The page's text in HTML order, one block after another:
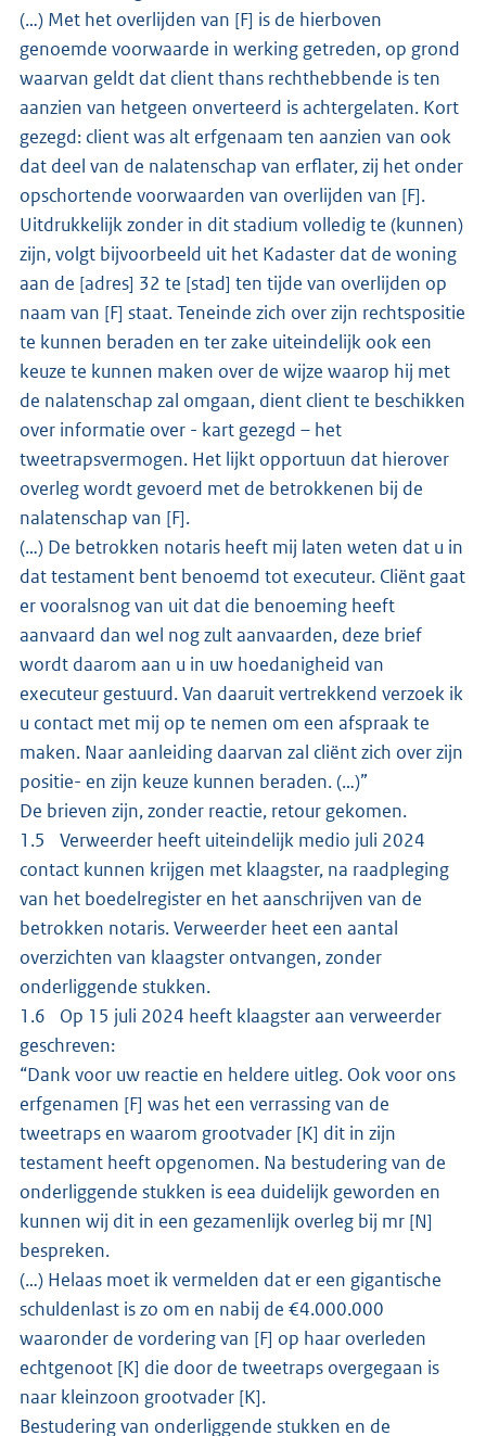
(…) Met het overlijden van [F] is de hierboven
genoemde voorwaarde in werking getreden, op grond
waarvan geldt dat client thans rechthebbende is ten
aanzien van hetgeen onverteerd is achtergelaten. Kort
gezegd: client was alt erfgenaam ten aanzien van ook
dat deel van de nalatenschap van erflater, zij het onder
opschortende voorwaarden van overlijden van [F].
Uitdrukkelijk zonder in dit stadium volledig te (kunnen)
zijn, volgt bijvoorbeeld uit het Kadaster dat de woning
aan de [adres] 32 te [stad] ten tijde van overlijden op
naam van [F] staat. Teneinde zich over zijn rechtspositie
te kunnen beraden en ter zake uiteindelijk ook een
keuze te kunnen maken over de wijze waarop hij met
de nalatenschap zal omgaan, dient client te beschikken
over informatie over - kart gezegd – het
tweetrapsvermogen. Het lijkt opportuun dat hierover
overleg wordt gevoerd met de betrokkenen bij de
nalatenschap van [F].
(…) De betrokken notaris heeft mij laten weten dat u in
dat testament bent benoemd tot executeur. Cliënt gaat
er vooralsnog van uit dat die benoeming heeft
aanvaard dan wel nog zult aanvaarden, deze brief
wordt daarom aan u in uw hoedanigheid van
executeur gestuurd. Van daaruit vertrekkend verzoek ik
u contact met mij op te nemen om een afspraak te
maken. Naar aanleiding daarvan zal cliënt zich over zijn
positie- en zijn keuze kunnen beraden. (…)”
De brieven zijn, zonder reactie, retour gekomen.
1.5 Verweerder heeft uiteindelijk medio juli 2024
contact kunnen krijgen met klaagster, na raadpleging
van het boedelregister en het aanschrijven van de
betrokken notaris. Verweerder heet een aantal
overzichten van klaagster ontvangen, zonder
onderliggende stukken.
1.6 Op 15 juli 2024 heeft klaagster aan verweerder
geschreven:
“Dank voor uw reactie en heldere uitleg. Ook voor ons
erfgenamen [F] was het een verrassing van de
tweetraps en waarom grootvader [K] dit in zijn
testament heeft opgenomen. Na bestudering van de
onderliggende stukken is eea duidelijk geworden en
kunnen wij dit in een gezamenlijk overleg bij mr [N]
bespreken.
(…) Helaas moet ik vermelden dat er een gigantische
schuldenlast is zo om en nabij de €4.000.000
waaronder de vordering van [F] op haar overleden
echtgenoot [K] die door de tweetraps overgegaan is
naar kleinzoon grootvader [K].
Bestudering van onderliggende stukken en de